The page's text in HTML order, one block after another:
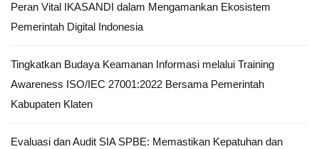
Peran Vital IKASANDI dalam Mengamankan Ekosistem
Pemerintah Digital Indonesia
Tingkatkan Budaya Keamanan Informasi melalui Training
Awareness ISO/IEC 27001:2022 Bersama Pemerintah
Kabupaten Klaten
Evaluasi dan Audit SIA SPBE: Memastikan Kepatuhan dan